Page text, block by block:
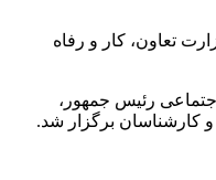
تعاون، کار و رفاه
رئیس جمهور،
کارشناسان برگزار شد.